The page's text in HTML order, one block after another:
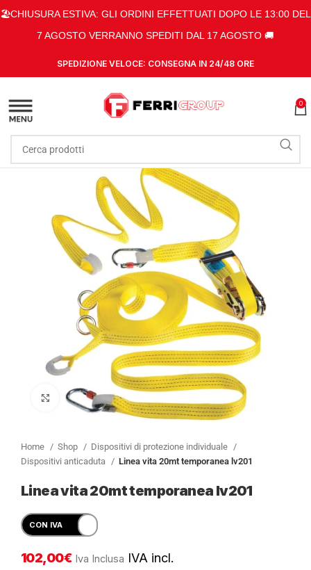
🏖️CHIUSURA ESTIVA: GLI ORDINI EFFETTUATI DOPO LE 13:00 DEL
7 AGOSTO VERRANNO SPEDITI DAL 17 AGOSTO 🚚
SPEDIZIONE VELOCE: CONSEGNA IN 24/48 ORE
0
Clicca per ingrandire
Home Shop
Dispositivi di protezione individuale
Dispositivi anticaduta
Linea vita 20mt temporanea lv201
Linea vita 20mt temporanea lv201
102,00€ Iva Inclusa IVA incl.